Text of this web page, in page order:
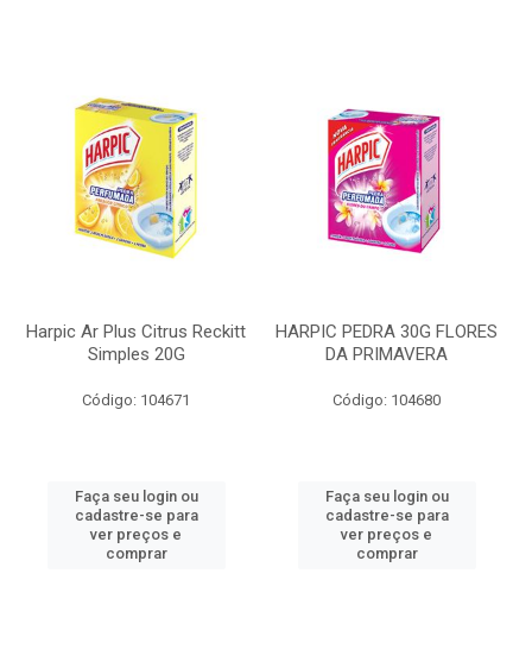
Harpic Ar Plus Citrus Reckitt
Simples 20G
Código: 104671
Faça seu login ou
cadastre-se para
ver preços e
comprar
HARPIC PEDRA 30G FLORES
DA PRIMAVERA
Código: 104680
Faça seu login ou
cadastre-se para
ver preços e
comprar